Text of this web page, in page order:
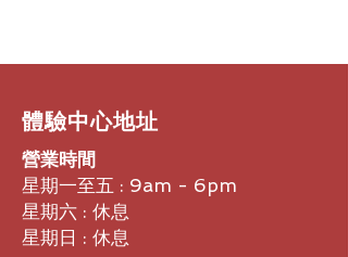
以調整滾輪、游標設定等設定
鍵自訂，F 功能鍵自訂僅可在
Windows 上進行。。增強與設定您的
按鍵功能讓您的羅技鍵盤更加得心應
手。
適用於 Windows® 和 macOS 的最佳
化手勢
​體驗中心地址
營業時間
星期一至五 : 9am - 6pm
星期六 : 休息
星期日 : 休息